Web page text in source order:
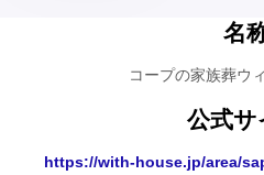
名
コープの家族葬ウ
公式サ
https://with-house.jp/area/